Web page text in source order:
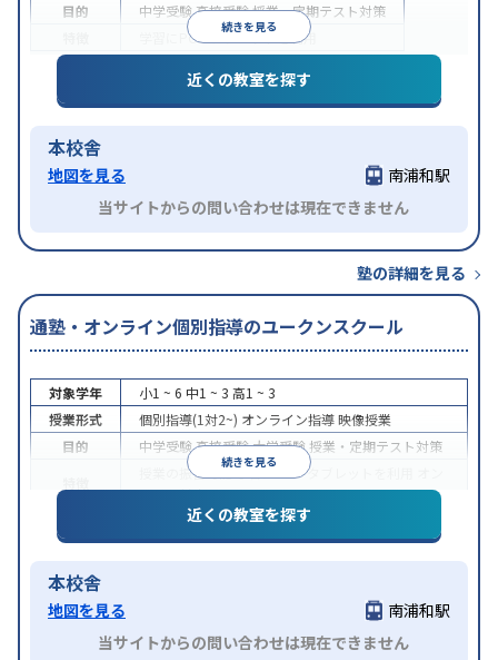
続きを見る
目的
中学受験高校受験授業・定期テスト対策
学習にPC・タブレットを利用
近くの教室を探す
本校舎
地図を見る
南浦和駅
当サイトからの問い合わせは現在できません
塾の詳細を見る
通塾・オンライン個別指導のユークンスクール
続きを見る
対象学年 小1 ~ 6 中1 ~ 3 高1 ~ 3
授業形式
個別指導(1対2~) オンライン指導映像授業
目的
中学受験高校受験大学受験 授業・定期テスト対策
授業の振替可能学習にPC・タブレットを利用
ライン対応
近くの教室を探す
本校舎
地図を見る
南浦和駅
当サイトからの問い合わせは現在できません